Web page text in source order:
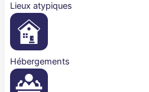
Lieux atypiques
Hébergements